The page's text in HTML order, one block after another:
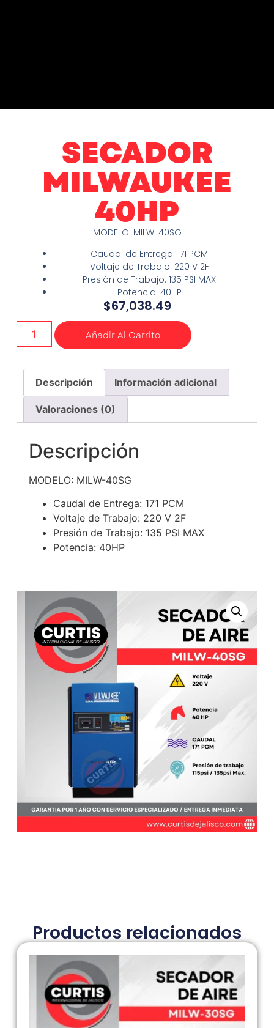
SECADOR
MILWAUKEE
40HP
MODELO: MILW-40SG
Caudal de Entrega: 171 PCM
Voltaje de Trabajo: 220 V 2F
Presión de Trabajo: 135 PSI MAX
Potencia: 40HP
$67,038.49
Añadir Al Carrito
Descripción Información adicional
Valoraciones (0)
Descripción
MODELO: MILW-40SG
Caudal de Entrega: 171 PCM
Voltaje de Trabajo: 220 V 2F
Presión de Trabajo: 135 PSI MAX
Potencia: 40HP
Productos relacionados